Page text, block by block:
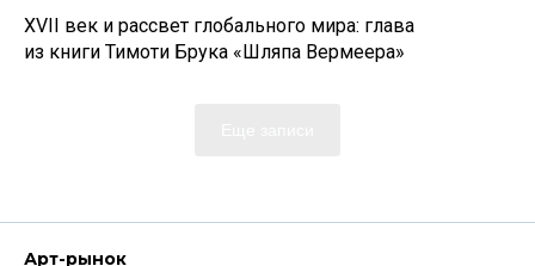
XVII век и рассвет глобального мира: глава
из книги Тимоти Брука «Шляпа Вермеера»
Арт-рынок